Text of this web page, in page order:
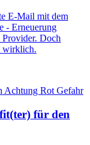
E-Mail mit dem
- Erneuerung
Doch
wirklich.
für den